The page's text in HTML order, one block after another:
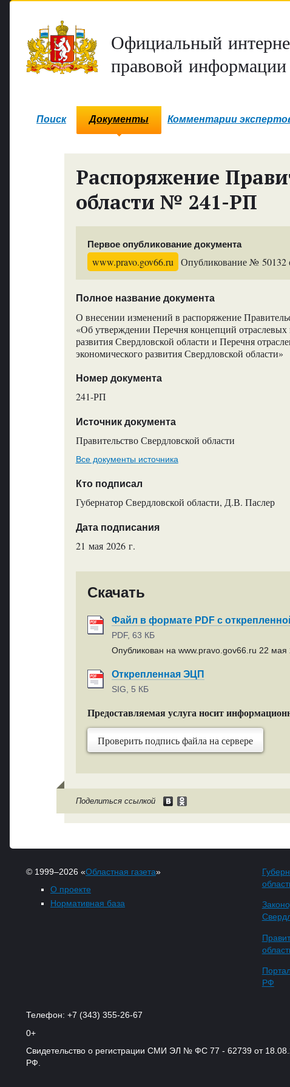
Официальный
правовой информации
Поиск Документы Комментарии
Распоряжение
области № 241-РП
Первое опубликование документа
www.pravo.gov66.ru Опубликование № 50132
Полное название документа
О внесении изменений в распоряжение
«Об утверждении Перечня концепций отраслевых
развития Свердловской области и Перечня
экономического развития Свердловской области»
Номер документа
241-РП
Источник документа
Правительство Свердловской области
Все документы источника
Кто подписал
Губернатор Свердловской области, Д.В. Паслер
Дата подписания
21 мая 2026 г.
Скачать
Файл в формате PDF с
PDF, 63 КБ
Опубликован на www.pravo.gov66.ru 22 мая
Открепленная ЭЦП
SIG, 5 КБ
Предоставляемая услуга носит
Проверить подпись файла на сервере
Поделиться ссылкой
© 1999–2026 «Областная газета»
О проекте
Нормативная база
РФ
Телефон: +7 (343) 355-26-67
0+
Свидетельство о регистрации СМИ ЭЛ № ФС 77 - 62739 от
РФ.